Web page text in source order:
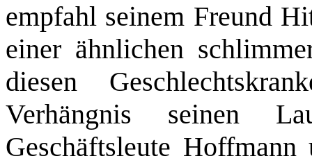
empfahl seinem Freund
einer ähnlichen
diesen
Verhängnis seinen
Geschäftsleute